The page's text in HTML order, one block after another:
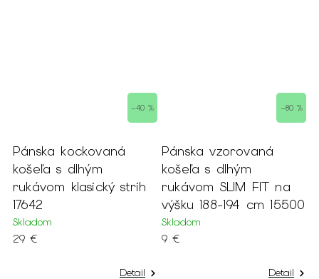
–40 %
Pánska kockovaná
košeľa s dlhým
rukávom klasický strih
17642
Skladom
29 €
Detail
–80 %
Pánska vzorovaná
košeľa s dlhým
rukávom SLIM FIT na
výšku 188-194 cm 15500
Skladom
9 €
Detail